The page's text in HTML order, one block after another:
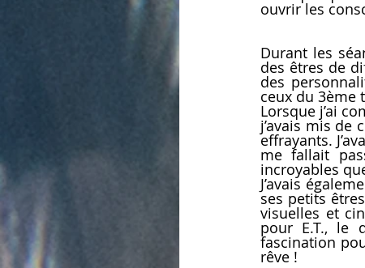
ouvrir les
Durant les
des êtres de
des
ceux du 3ème
Lorsque j’ai
j’avais mis
effrayants.
me fallait
incroyables
J’avais
ses petits
visuelles et
pour E.T., le
fascination
rêve !